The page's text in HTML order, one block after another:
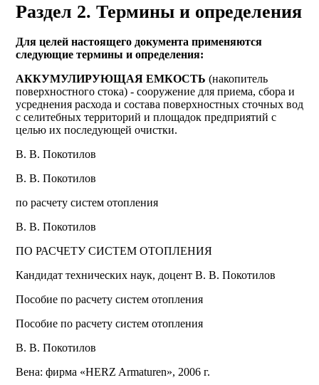
Раздел 2. Термины и определения
Для целей настоящего документа применяются
следующие термины и определения:
АККУМУЛИРУЮЩАЯ ЕМКОСТЬ (накопитель
поверхностного стока) - сооружение для приема, сбора и
усреднения расхода и состава поверхностных сточных вод
с селитебных территорий и площадок предприятий с
целью их последующей очистки.
В. В. Покотилов
В. В. Покотилов
по расчету систем отопления
В. В. Покотилов
ПО РАСЧЕТУ СИСТЕМ ОТОПЛЕНИЯ
Кандидат технических наук, доцент В. В. Покотилов
Пособие по расчету систем отопления
Пособие по расчету систем отопления
В. В. Покотилов
Вена: фирма «HERZ Armaturen», 2006 г.